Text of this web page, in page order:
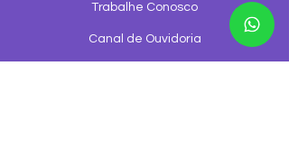
Trabalhe Conosco
Canal de Ouvidoria